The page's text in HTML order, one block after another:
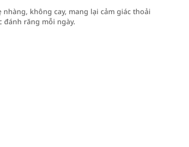
không cay, mang lại cảm giác thoải
đánh răng mỗi ngày.